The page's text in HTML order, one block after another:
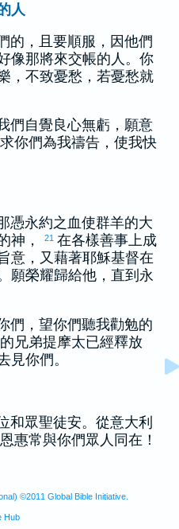
人
的，且要順服，因他們
像那將來交帳的人。你
，不致憂愁，若憂愁就
們自覺良心無虧，願意
你們為我禱告，使我快
憑永約之血使群羊的大
神，
21 在各樣善事上成
意，又藉著耶穌基督在
願榮耀歸給他，直到永
們，望你們聽我勸勉的
兄弟提摩太已經釋放
見你們。
和眾聖徒安。從意大利
惠常與你們眾人同在！
©2011 Global Bible Initiative.
Hub